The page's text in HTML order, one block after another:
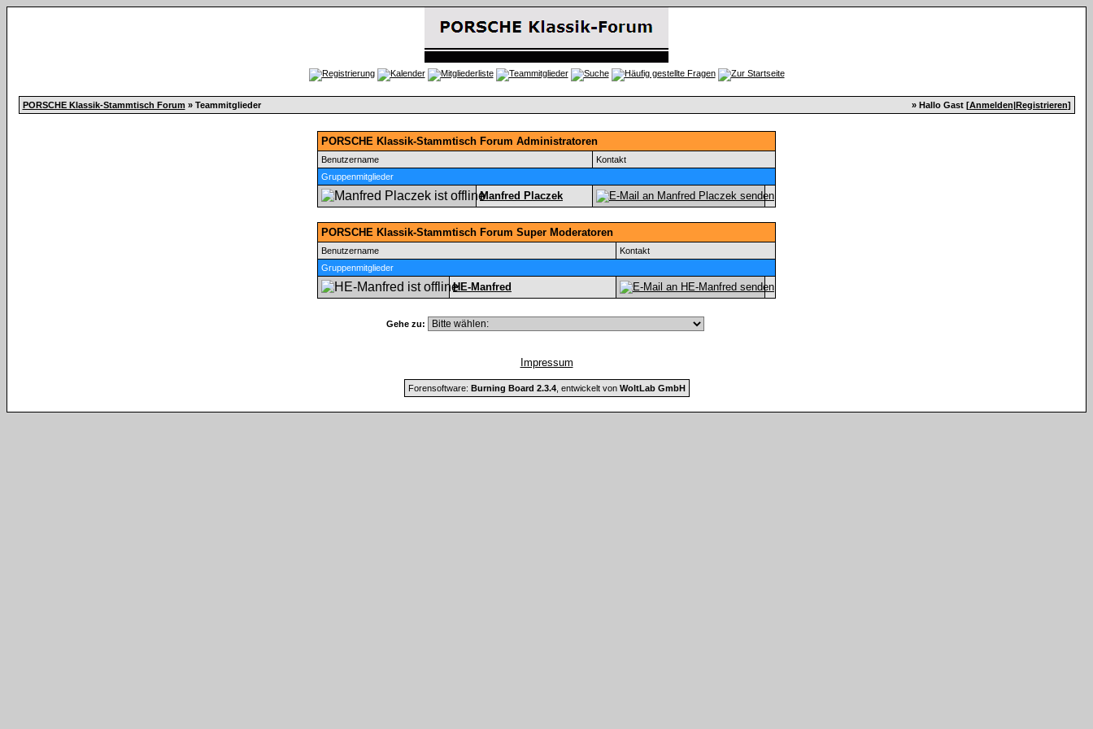
PORSCHE Klassik-Stammtisch Forum » Teammitglieder » Hallo Gast [Anmelden|Registrieren]
PORSCHE Klassik-Stammtisch Forum Administratoren
Benutzername
Kontakt
Gruppenmitglieder
Manfred Placzek
PORSCHE Klassik-Stammtisch Forum Super Moderatoren
Benutzername
Kontakt
Gruppenmitglieder
HE-Manfred
Gehe zu:
Impressum
Forensoftware: Burning Board 2.3.4, entwickelt von WoltLab GmbH